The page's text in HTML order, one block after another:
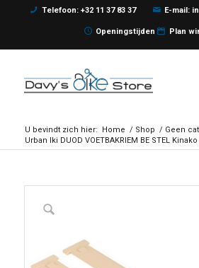
Telefoon: +32 11 37 83 37 E-mail:
Openingstijden Plan
U bevindt zich hier: Home / Shop / Geen
Urban Iki DUOD VOETBAKRIEM BE STEL